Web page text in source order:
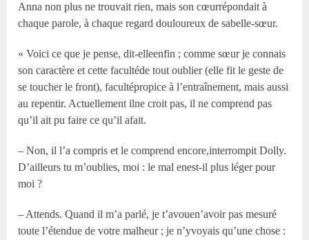
Anna non plus ne trouvait rien, mais son cœurrépondait à
chaque parole, à chaque regard douloureux de sabelle-sœur.
« Voici ce que je pense, dit-elleenfin ; comme sœur je connais
son caractère et cette facultéde tout oublier (elle fit le geste de
se toucher le front), facultépropice à l’entraînement, mais aussi
au repentir. Actuellement ilne croit pas, il ne comprend pas
qu’il ait pu faire ce qu’il afait.
– Non, il l’a compris et le comprend encore,interrompit Dolly.
D’ailleurs tu m’oublies, moi : le mal enest-il plus léger pour
moi ?
– Attends. Quand il m’a parlé, je t’avouen’avoir pas mesuré
toute l’étendue de votre malheur ; je n’yvoyais qu’une chose :